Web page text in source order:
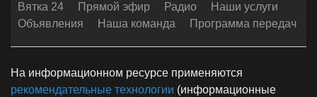
Вятка 24
Прямой эфир Радио
Наши услуги
Объявления
Наша команда Программа передач
На информационном ресурсе применяются
рекомендательные технологии (информационные